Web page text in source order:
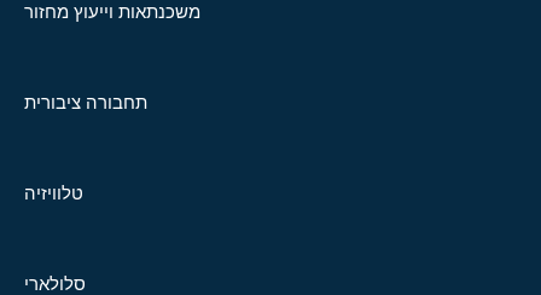
משכנתאות וייעוץ מחזור
תחבורה ציבורית
טלוויזיה
סלולארי